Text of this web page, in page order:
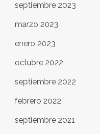
septiembre 2023
marzo 2023
enero 2023
octubre 2022
septiembre 2022
febrero 2022
septiembre 2021